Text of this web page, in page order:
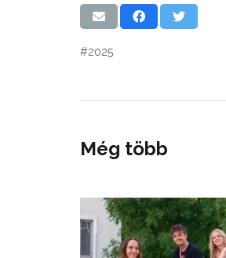
#2025
Még több